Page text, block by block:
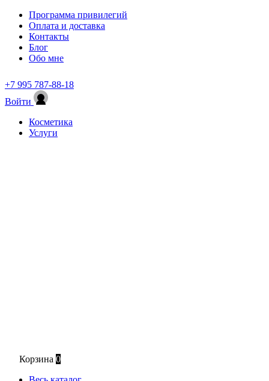
Программа привилегий
Оплата и доставка
Контакты
Блог
Обо мне
+7 995 787-88-18
Войти
Косметика
Услуги
Корзина 0